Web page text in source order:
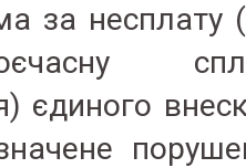
за несплату
єдиного